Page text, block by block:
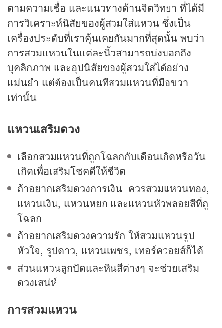
ตามความเชื่อ และแนวทางด้านจิตวิทยา ที่ได้มี
การวิเคราะห์นิสัยของผู้สวมใส่แหวน ซึ่งเป็น
เครื่องประดับที่เราคุ้นเคยกันมากที่สุดนั้น พบว่า
การสวมแหวนในแต่ละนิ้วสามารถบ่งบอกถึง
บุคลิกภาพ และอุปนิสัยของผู้สวมใส่ได้อย่าง
แม่นยำ แต่ต้องเป็นคนทีสวมแหวนที่มือขวา
เท่านั้น
แหวนเสริมดวง
เลือกสวมแหวนที่ถูกโฉลกกับเดือนเกิดหรือวัน
เกิดเพื่อเสริมโชคดีให้ชีวิต
ถ้าอยากเสริมดวงการเงิน ควรสวมแหวนทอง,
แหวนเงิน, แหวนหยก และแหวนหัวพลอยสีที่ถู
โฉลก
ถ้าอยากเสริมดวงความรัก ให้สวมแหวนรูป
หัวใจ, รูปดาว, แหวนเพชร, เทอร์ควอยส์ก็ได้
ส่วนแหวนลูกปัดและหินสีต่างๆ จะช่วยเสริม
ดวงเสน่ห์
การสวมแหวน